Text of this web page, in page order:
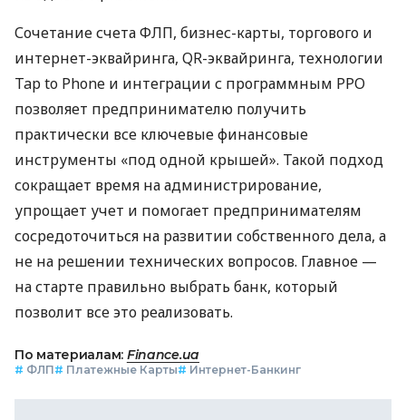
Сочетание счета ФЛП, бизнес-карты, торгового и
интернет-эквайринга, QR-эквайринга, технологии
Tap to Phone и интеграции с программным РРО
позволяет предпринимателю получить
практически все ключевые финансовые
инструменты «под одной крышей». Такой подход
сокращает время на администрирование,
упрощает учет и помогает предпринимателям
сосредоточиться на развитии собственного дела, а
не на решении технических вопросов. Главное —
на старте правильно выбрать банк, который
позволит все это реализовать.
По материалам: Finance.ua
# ФЛП# Платежные Карты# Интернет-Банкинг